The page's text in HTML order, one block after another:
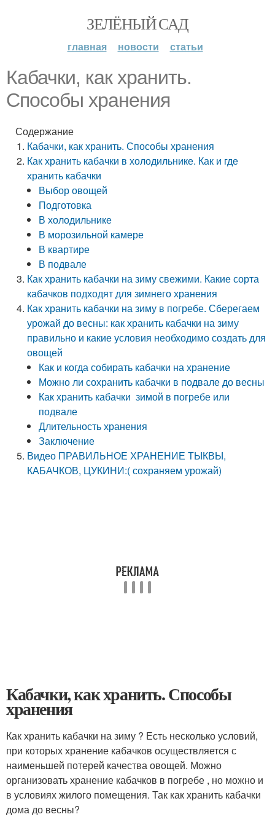
ЗЕЛЁНЫЙ САД
главная новости статьи
Кабачки, как хранить.
Способы хранения
Содержание
Кабачки, как хранить. Способы хранения
Как хранить кабачки в холодильнике. Как и где
хранить кабачки
Выбор овощей
Подготовка
В холодильнике
В морозильной камере
В квартире
В подвале
Как хранить кабачки на зиму свежими. Какие сорта
кабачков подходят для зимнего хранения
Как хранить кабачки на зиму в погребе. Сберегаем
урожай до весны: как хранить кабачки на зиму
правильно и какие условия необходимо создать для
овощей
Как и когда собирать кабачки на хранение
Можно ли сохранить кабачки в подвале до весны
Как хранить кабачки зимой в погребе или
подвале
Длительность хранения
Заключение
Видео ПРАВИЛЬНОЕ ХРАНЕНИЕ ТЫКВЫ,
КАБАЧКОВ, ЦУКИНИ:( сохраняем урожай)
Кабачки, как хранить. Способы
хранения
Как хранить кабачки на зиму ? Есть несколько условий,
при которых хранение кабачков осуществляется с
наименьшей потерей качества овощей. Можно
организовать хранение кабачков в погребе , но можно и
в условиях жилого помещения. Так как хранить кабачки
дома до весны?